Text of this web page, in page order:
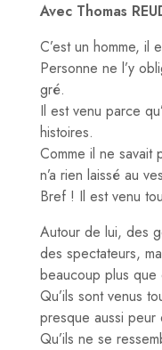
Avec Thomas
C’est un homme, il
Personne ne l’y
gré.
Il est venu parce
histoires.
Comme il ne savait
n’a rien laissé au
Bref ! Il est venu
Autour de lui, des
des spectateurs,
beaucoup plus
Qu’ils sont venus
presque aussi
Qu’ils ne se